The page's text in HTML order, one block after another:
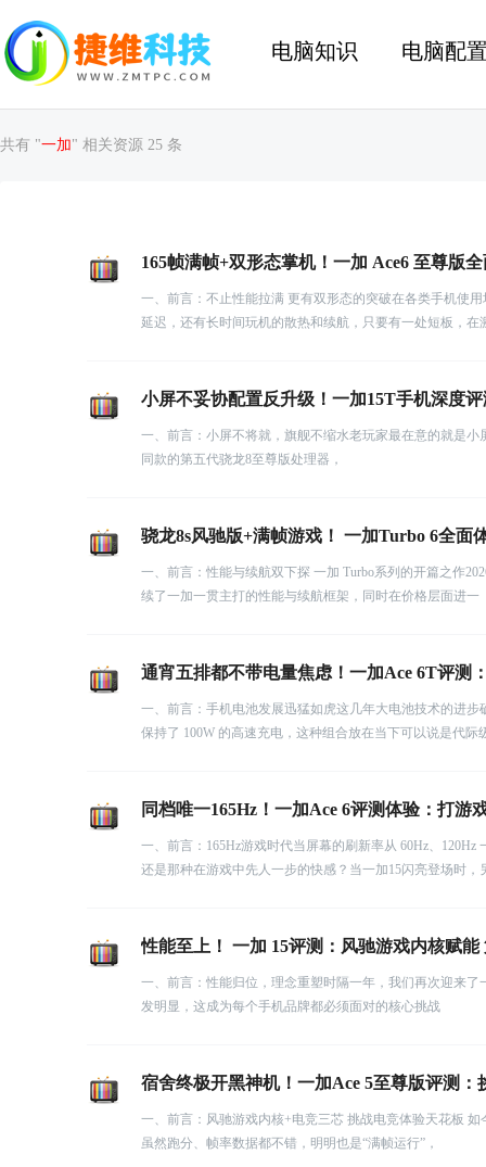
电脑知识 电脑配
共有 "一加" 相关资源 25 条
165帧满帧+双形态掌机！一加 Ace6 至尊版
一、前言：不止性能拉满 更有双形态的突破在各类手机使
延迟，还有长时间玩机的散热和续航，只要有一处短板，在
小屏不妥协配置反升级！一加15T手机深度
一、前言：小屏不将就，旗舰不缩水老玩家最在意的就是
同款的第五代骁龙8至尊版处理器，
骁龙8s风驰版+满帧游戏！ 一加Turbo 6全面
一、前言：性能与续航双下探 一加 Turbo系列的开篇之作
续了一加一贯主打的性能与续航框架，同时在价格层面进一
通宵五排都不带电量焦虑！一加Ace 6T评测
一、前言：手机电池发展迅猛如虎这几年大电池技术的进
保持了 100W 的高速充电，这种组合放在当下可以说是代际
同档唯一165Hz！一加Ace 6评测体验：打游
一、前言：165Hz游戏时代当屏幕的刷新率从 60Hz、
还是那种在游戏中先人一步的快感？当一加15闪亮登场时，
性能至上！ 一加 15评测：风驰游戏内核赋
一、前言：性能归位，理念重塑时隔一年，我们再次迎来
发明显，这成为每个手机品牌都必须面对的核心挑战
宿舍终极开黑神机！一加Ace 5至尊版评测
一、前言：风驰游戏内核+电竞三芯 挑战电竞体验天花板
虽然跑分、帧率数据都不错，明明也是“满帧运行”，